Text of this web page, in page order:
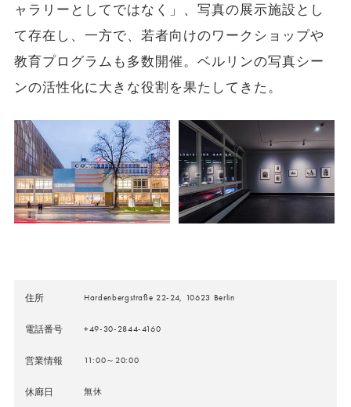
ャラリーとしてではなく」、写真の展示施設とし
て存在し、一方で、若者向けのワークショップや
教育プログラムも多数開催。ベルリンの写真シー
ンの活性化に大きな役割を果たしてきた。
住所 Hardenbergstraße 22-24, 10623 Berlin
電話番号 +49-30-2844-4160
営業情報 11:00～20:00
休廊日 無休